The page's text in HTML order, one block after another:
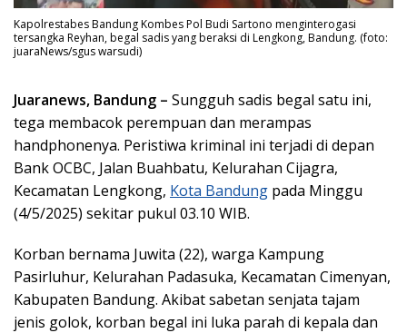
Kapolrestabes Bandung Kombes Pol Budi Sartono menginterogasi
tersangka Reyhan, begal sadis yang beraksi di Lengkong, Bandung. (foto:
juaraNews/sgus warsudi)
Juaranews, Bandung – Sungguh sadis begal satu ini,
tega membacok perempuan dan merampas
handphonenya. Peristiwa kriminal ini terjadi di depan
Bank OCBC, Jalan Buahbatu, Kelurahan Cijagra,
Kecamatan Lengkong, Kota Bandung pada Minggu
(4/5/2025) sekitar pukul 03.10 WIB.
Korban bernama Juwita (22), warga Kampung
Pasirluhur, Kelurahan Padasuka, Kecamatan Cimenyan,
Kabupaten Bandung. Akibat sabetan senjata tajam
jenis golok, korban begal ini luka parah di kepala dan